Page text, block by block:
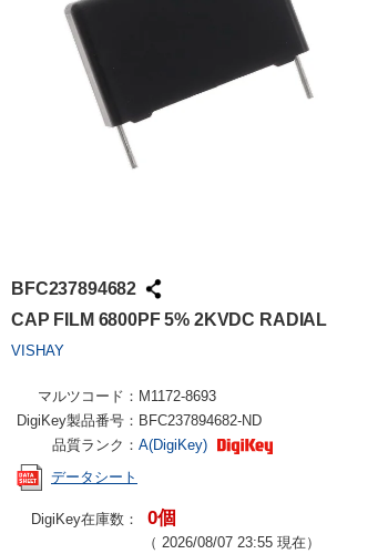
BFC237894682
CAP FILM 6800PF 5% 2KVDC RADIAL
VISHAY
マルツコード： M1172-8693
DigiKey製品番号： BFC237894682-ND
品質ランク： A(DigiKey)
データシート
DigiKey在庫数： 0個
（ 2026/08/07 23:55 現在）